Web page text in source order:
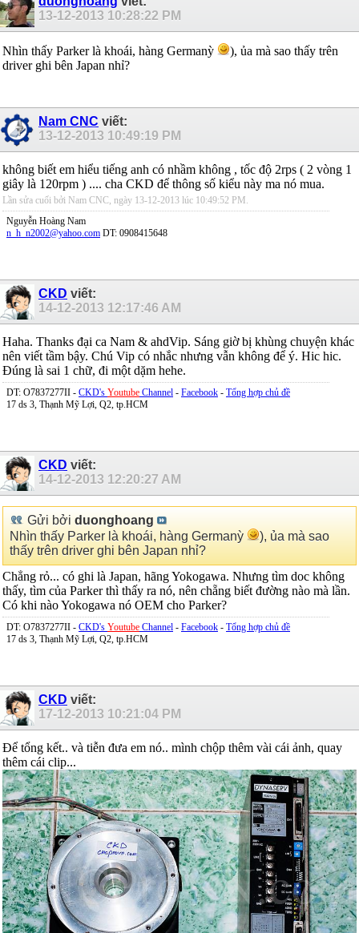
13-12-2013 10:28:22 PM
Nhìn thấy Parker là khoái, hàng Germanỳ
), ủa mà sao thấy trên
driver ghi bên Japan nhỉ?
Nam CNC viết:
13-12-2013 10:49:19 PM
không biết em hiểu tiếng anh có nhầm không , tốc độ 2rps ( 2 vòng 1
giây là 120rpm ) .... cha CKD để thông số kiểu này ma nó mua.
Lần sửa cuối bởi Nam CNC, ngày 13-12-2013 lúc 10:49:52 PM
Nguyễn Hoàng Nam
n_h_n2002@yahoo.com DT: 0908415648
CKD viết:
14-12-2013 12:17:46 AM
Haha. Thanks đại ca Nam & ahdVip. Sáng giờ bị khùng chuyện khác
nên viết tầm bậy. Chú Vip có nhắc nhưng vẫn không để ý. Hic hic.
Đúng là sai 1 chữ, đi một dặm hehe.
DT: O7837277II - CKD's Youtube Channel - Facebook - Tổng hợp chủ đề
17 ds 3, Thạnh Mỹ Lợi, Q2, tp.HCM
CKD viết:
14-12-2013 12:20:27 AM
Gửi bởi duonghoang
Nhìn thấy Parker là khoái, hàng Germanỳ
), ủa mà sao
thấy trên driver ghi bên Japan nhỉ?
Chẳng rỏ... có ghi là Japan, hãng Yokogawa. Nhưng tìm doc không
thấy, tìm của Parker thì thấy ra nó, nên chẵng biết đường nào mà lần.
Có khi nào Yokogawa nó OEM cho Parker?
DT: O7837277II - CKD's Youtube Channel - Facebook - Tổng hợp chủ đề
17 ds 3, Thạnh Mỹ Lợi, Q2, tp.HCM
CKD viết:
17-12-2013 10:21:04 PM
Để tổng kết.. và tiễn đưa em nó.. mình chộp thêm vài cái ảnh, quay
thêm cái clip...